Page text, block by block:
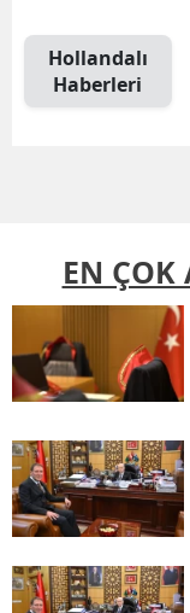
Hollandalı
Haberleri
EN ÇOK